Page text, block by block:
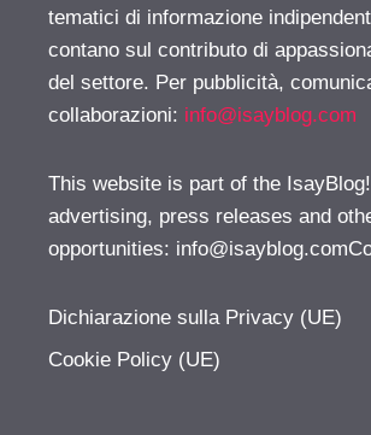
tematici di informazione
contano sul contributo di
del settore. Per pubblicità,
collaborazioni: info@isayblog.com
This website is part of the
advertising, press releases and
opportunities:
Dichiarazione sulla Privacy (UE)
Cookie Policy (UE)